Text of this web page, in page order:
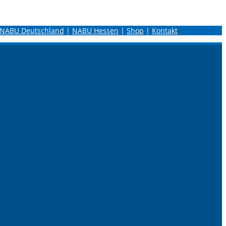
NABU Deutschland | NABU Hessen | Shop | Kontakt